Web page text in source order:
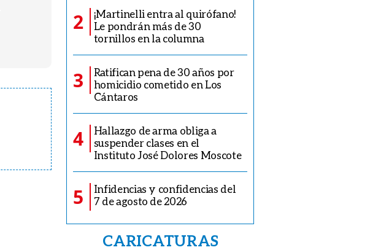
2
¡Martinelli entra al quirófano!
Le pondrán más de 30
tornillos en la columna
3
Ratifican pena de 30 años por
homicidio cometido en Los
Cántaros
4
Hallazgo de arma obliga a
suspender clases en el
Instituto José Dolores Moscote
5
Infidencias y confidencias del
7 de agosto de 2026
CARICATURAS